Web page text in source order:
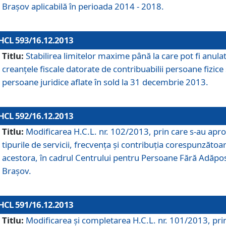
Braşov aplicabilă în perioada 2014 - 2018.
593/16.12.2013
Titlu: Stabilirea limitelor maxime până la care pot fi
creanţele fiscale datorate de contribuabilii persoane fizice
persoane juridice aflate în sold la 31 decembrie 2013.
592/16.12.2013
Titlu: Modificarea H.C.L. nr. 102/2013, prin care s-au
tipurile de servicii, frecvenţa şi contribuţia
acestora, în cadrul Centrului pentru Persoane Fără
Braşov.
591/16.12.2013
Titlu: Modificarea şi completarea H.C.L. nr. 101/2013,